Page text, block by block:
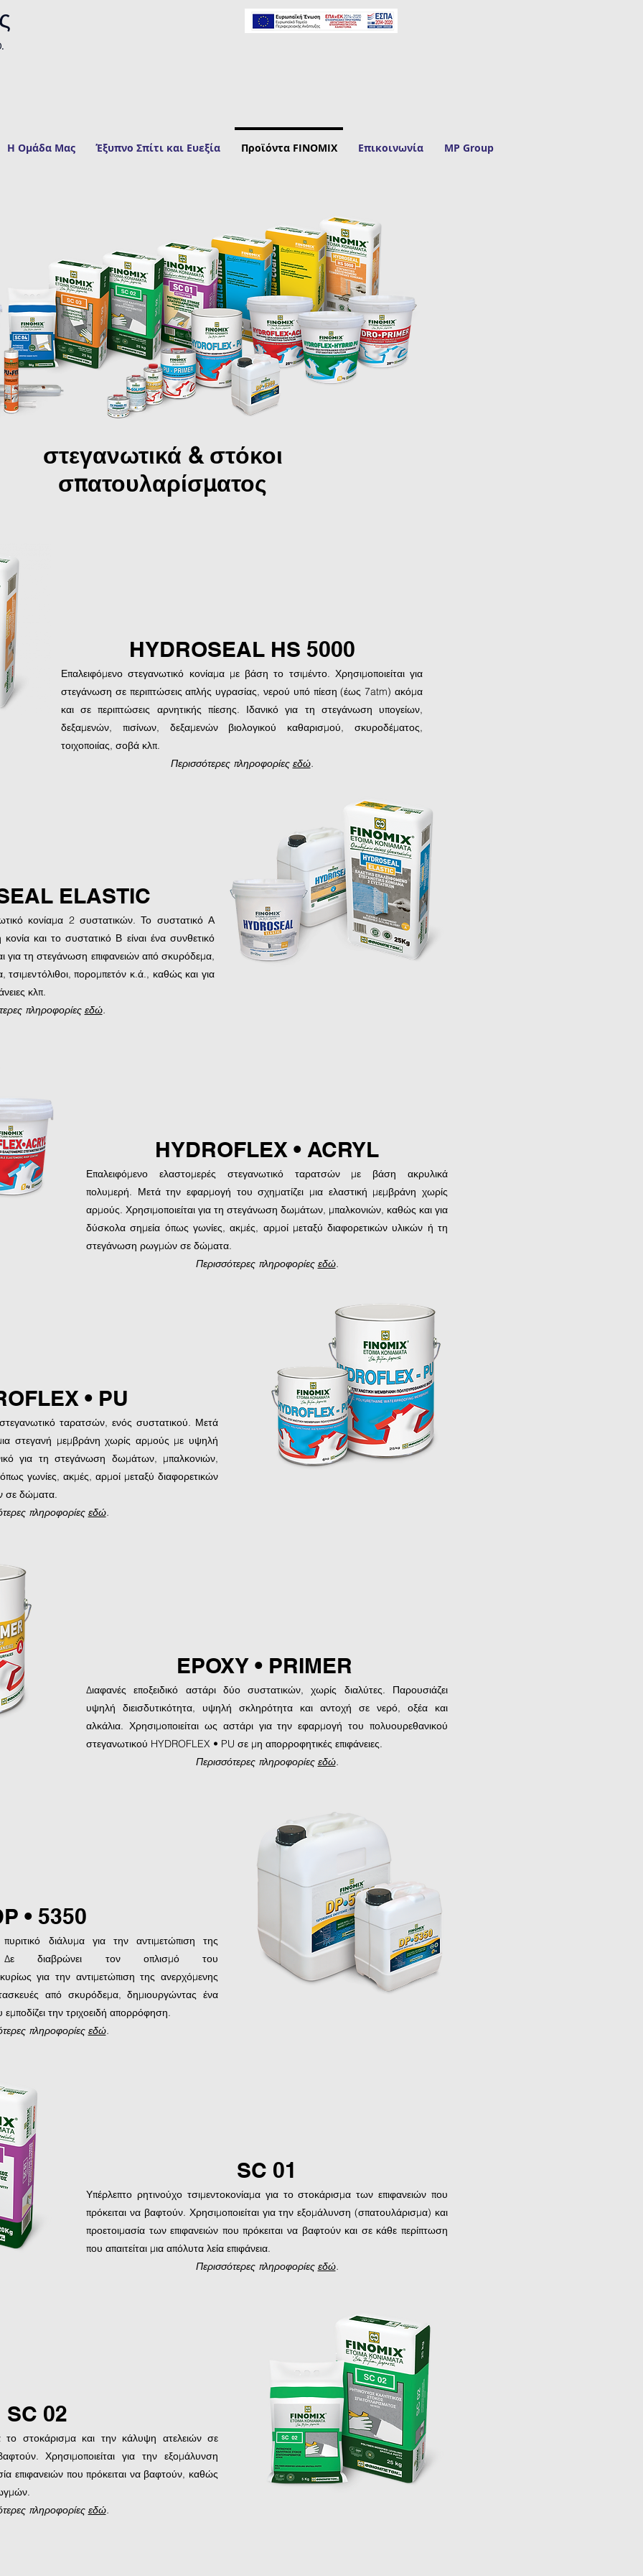
Η Ομάδα Μας Έξυπνο Σπίτι και Ευεξία Προϊόντα FINOMIX Επικοινωνία MP Group
στεγανωτικά & στόκοι
σπατουλαρίσματος
HYDROSEAL HS 5000
Επαλειφόμενο στεγανωτικό κονίαμα με βάση το τσιμέντο. Χρησιμοποιείται για
στεγάνωση σε περιπτώσεις απλής υγρασίας, νερού υπό πίεση (έως 7atm) ακόμα
και σε περιπτώσεις αρνητικής πίεσης. Ιδανικό για τη στεγάνωση υπογείων,
δεξαμενών, πισίνων, δεξαμενών βιολογικού καθαρισμού, σκυροδέματος,
τοιχοποιίας, σοβά κλπ.
Περισσότερες πληροφορίες εδώ.
ELASTIC
κονίαμα 2 συστατικών. Το συστατικό Α
κονία και το συστατικό Β είναι ένα συνθετικό
για τη στεγάνωση επιφανειών από σκυρόδεμα,
πορομπετόν κ.ά., καθώς και για
κλπ.
πληροφορίες εδώ.
HYDROFLEX • ACRYL
Επαλειφόμενο ελαστομερές στεγανωτικό ταρατσών με βάση ακρυλικά
πολυμερή. Μετά την εφαρμογή του σχηματίζει μια ελαστική μεμβράνη χωρίς
αρμούς. Χρησιμοποιείται για τη στεγάνωση δωμάτων, μπαλκονιών, καθώς και για
δύσκολα σημεία όπως γωνίες, ακμές, αρμοί μεταξύ διαφορετικών υλικών ή τη
στεγάνωση ρωγμών σε δώματα.
Περισσότερες πληροφορίες εδώ.
• PU
ταρατσών, ενός συστατικού. Μετά
στεγανή μεμβράνη χωρίς αρμούς με υψηλή
για τη στεγάνωση δωμάτων, μπαλκονιών,
γωνίες, ακμές, αρμοί μεταξύ διαφορετικών
σε δώματα.
πληροφορίες εδώ.
EPOXY • PRIMER
Διαφανές εποξειδικό αστάρι δύο συστατικών, χωρίς διαλύτες. Παρουσιάζει
υψηλή διεισδυτικότητα, υψηλή σκληρότητα και αντοχή σε νερό, οξέα και
αλκάλια. Χρησιμοποιείται ως αστάρι για την εφαρμογή του πολυουρεθανικού
στεγανωτικού HYDROFLEX • PU σε μη απορροφητικές επιφάνειες.
Περισσότερες πληροφορίες εδώ.
• 5350
διάλυμα για την αντιμετώπιση της
Δε διαβρώνει τον οπλισμό του
για την αντιμετώπιση της ανερχόμενης
από σκυρόδεμα, δημιουργώντας ένα
την τριχοειδή απορρόφηση.
πληροφορίες εδώ.
SC 01
Υπέρλεπτο ρητινούχο τσιμεντοκονίαμα για το στοκάρισμα των επιφανειών που
πρόκειται να βαφτούν. Χρησιμοποιείται για την εξομάλυνση (σπατουλάρισμα) και
προετοιμασία των επιφανειών που πρόκειται να βαφτούν και σε κάθε περίπτωση
που απαιτείται μια απόλυτα λεία επιφάνεια.
Περισσότερες πληροφορίες εδώ.
SC 02
το στοκάρισμα και την κάλυψη ατελειών σε
Χρησιμοποιείται για την εξομάλυνση
επιφανειών που πρόκειται να βαφτούν, καθώς
πληροφορίες εδώ.